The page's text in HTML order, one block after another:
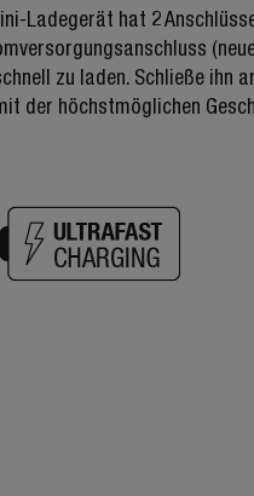
Ladegerät hat 2
zu laden. Schließe ihn
der höchstmöglichen